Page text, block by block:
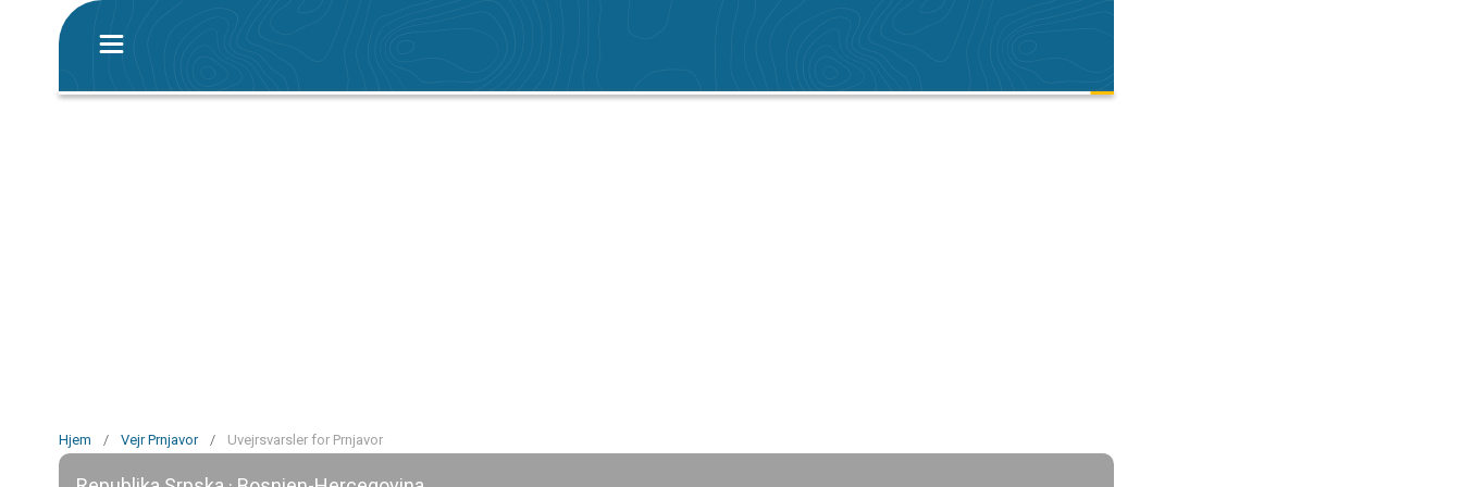
Hjem / Vejr Prnjavor / Uvejrsvarsler for Prnjavor